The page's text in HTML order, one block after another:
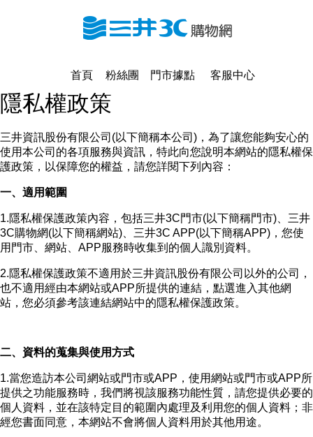
首頁 粉絲團 門市據點 客服中心
隱私權政策
三井資訊股份有限公司(以下簡稱本公司)，為了讓您能夠安心的
使用本公司的各項服務與資訊，特此向您說明本網站的隱私權保
護政策，以保障您的權益，請您詳閱下列內容：
一、適用範圍
1.隱私權保護政策內容，包括三井3C門市(以下簡稱門市)、三井
3C購物網(以下簡稱網站)、三井3C APP(以下簡稱APP)，您使
用門市、網站、APP服務時收集到的個人識別資料。
2.隱私權保護政策不適用於三井資訊股份有限公司以外的公司，
也不適用經由本網站或APP所提供的連結，點選進入其他網
站，您必須參考該連結網站中的隱私權保護政策。
二、資料的蒐集與使用方式
1.當您造訪本公司網站或門市或APP，使用網站或門市或APP所
提供之功能服務時，我們將視該服務功能性質，請您提供必要的
個人資料，並在該特定目的範圍內處理及利用您的個人資料；非
經您書面同意，本網站不會將個人資料用於其他用途。